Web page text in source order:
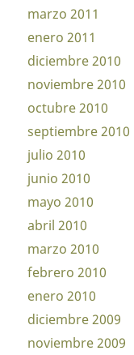
marzo 2011
enero 2011
diciembre 2010
noviembre 2010
octubre 2010
septiembre 2010
julio 2010
junio 2010
mayo 2010
abril 2010
marzo 2010
febrero 2010
enero 2010
diciembre 2009
noviembre 2009